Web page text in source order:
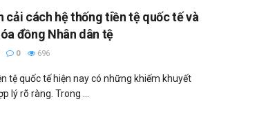
cải cách hệ thống tiền tệ quốc tế và
đồng Nhân dân tệ
0 696
tệ quốc tế hiện nay có những khiếm khuyết
lý rõ ràng. Trong ...